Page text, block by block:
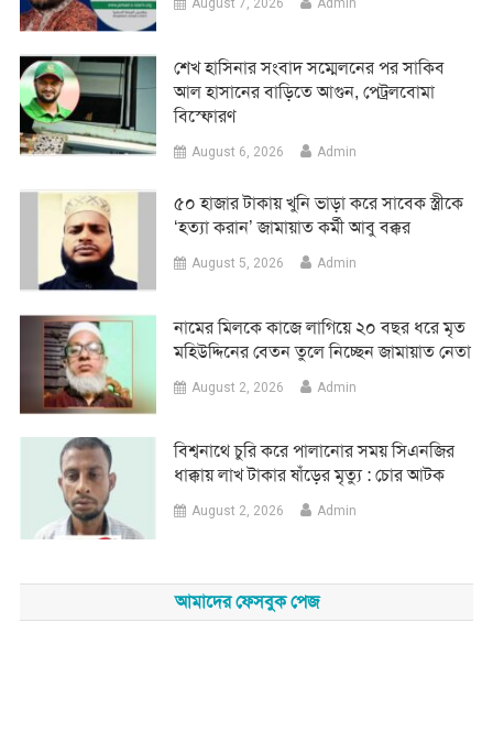
August 7, 2026 Admin
শেখ হাসিনার সংবাদ সম্মেলনের পর সাকিব
আল হাসানের বাড়িতে আগুন, পেট্রলবোমা
বিস্ফোরণ
August 6, 2026 Admin
৫০ হাজার টাকায় খুনি ভাড়া করে সাবেক স্ত্রীকে
‘হত্যা করান’ জামায়াত কর্মী আবু বক্কর
August 5, 2026 Admin
নামের মিলকে কাজে লাগিয়ে ২০ বছর ধরে মৃত
মহিউদ্দিনের বেতন তুলে নিচ্ছেন জামায়াত নেতা
August 2, 2026 Admin
‎বিশ্বনাথে চুরি করে পালানোর সময় সিএনজির
ধাক্কায় লাখ টাকার ষাঁড়ের মৃত্যু : চোর আটক
August 2, 2026 Admin
আমাদের ফেসবুক পেজ